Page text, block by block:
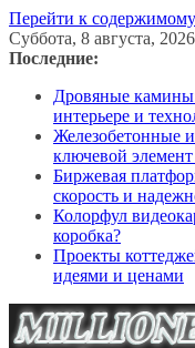
Перейти к содержимому
Суббота, 8 августа, 2026
Последние:
Дровяные
интерьере и
Железобетонные
ключевой элемент
Биржевая
скорость и
Колорфул
коробка?
Проекты
идеями и ценами